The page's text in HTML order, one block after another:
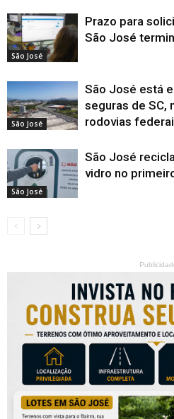
São José
Prazo para
São José
São José
São José está
seguras de SC,
rodovias
São José
São José
vidro no